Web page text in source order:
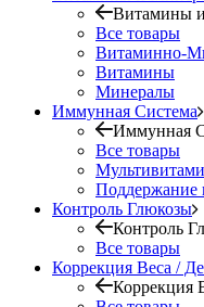
Витамины
Все товары
Витаминно-
Витамины
Минералы
Иммунная Система
Иммунная
Все товары
Поддержание
Контроль Глюкозы
Контроль
Все товары
Коррекция Веса /
Коррекция